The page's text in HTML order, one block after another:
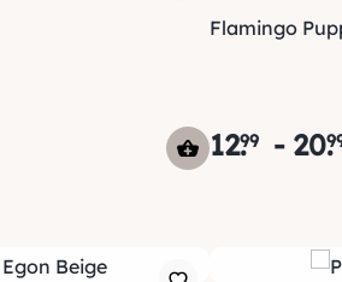
Flamingo
12.99 - 20.